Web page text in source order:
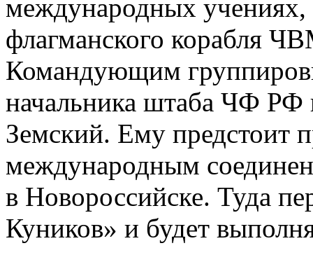
международных учениях,
флагманского корабля
Командующим
начальника штаба ЧФ РФ
Земский. Ему предстоит
международным
в Новороссийске. Туда
Куников» и будет